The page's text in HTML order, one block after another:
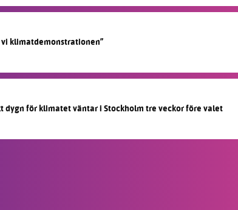
klimatdemonstrationen”
dygn för klimatet väntar i Stockholm tre veckor före valet